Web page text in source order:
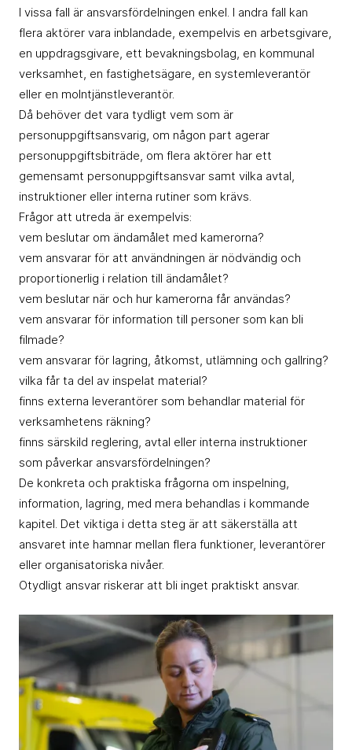
I vissa fall är ansvarsfördelningen enkel. I andra fall kan
flera aktörer vara inblandade, exempelvis en arbetsgivare,
en uppdragsgivare, ett bevakningsbolag, en kommunal
verksamhet, en fastighetsägare, en systemleverantör
eller en molntjänstleverantör.
Då behöver det vara tydligt vem som är
personuppgiftsansvarig, om någon part agerar
personuppgiftsbiträde, om flera aktörer har ett
gemensamt personuppgiftsansvar samt vilka avtal,
instruktioner eller interna rutiner som krävs.
Frågor att utreda är exempelvis:
vem beslutar om ändamålet med kamerorna?
vem ansvarar för att användningen är nödvändig och
proportionerlig i relation till ändamålet?
vem beslutar när och hur kamerorna får användas?
vem ansvarar för information till personer som kan bli
filmade?
vem ansvarar för lagring, åtkomst, utlämning och gallring?
vilka får ta del av inspelat material?
finns externa leverantörer som behandlar material för
verksamhetens räkning?
finns särskild reglering, avtal eller interna instruktioner
som påverkar ansvarsfördelningen?
De konkreta och praktiska frågorna om inspelning,
information, lagring, med mera behandlas i kommande
kapitel. Det viktiga i detta steg är att säkerställa att
ansvaret inte hamnar mellan flera funktioner, leverantörer
eller organisatoriska nivåer.
Otydligt ansvar riskerar att bli inget praktiskt ansvar.